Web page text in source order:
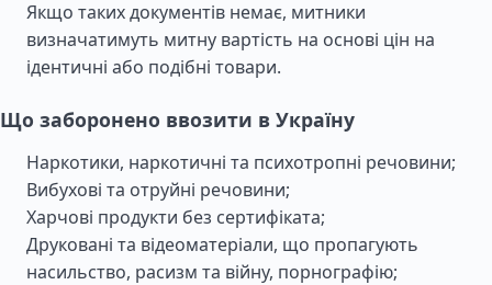
Якщо таких документів немає, митники
визначатимуть митну вартість на основі цін на
ідентичні або подібні товари.
Що заборонено ввозити в Україну
Наркотики, наркотичні та психотропні речовини;
Вибухові та отруйні речовини;
Харчові продукти без сертифіката;
Друковані та відеоматеріали, що пропагують
насильство, расизм та війну, порнографію;